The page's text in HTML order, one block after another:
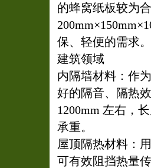
的蜂窝纸板较为
保、轻便的需求。
建筑领域
内隔墙材料：作
好的隔音、隔热
1200mm 左右，
承重。
屋顶隔热材料：
可有效阻挡热量